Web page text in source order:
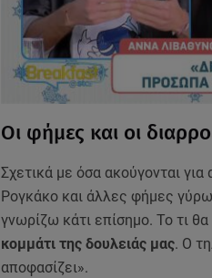
Οι φήμες και οι
Σχετικά με όσα ακούγονται
Ρογκάκο και άλλες φήμες
γνωρίζω κάτι επίσημο. Το τι
κομμάτι της δουλειάς μας. Ο
αποφασίζει».